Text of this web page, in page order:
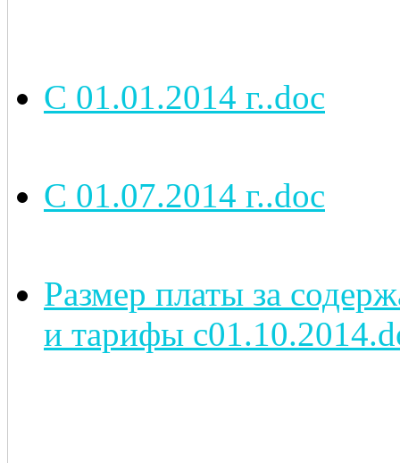
С 01.01.2014 г..doc
С 01.07.2014 г..doc
Размер платы за
и тарифы